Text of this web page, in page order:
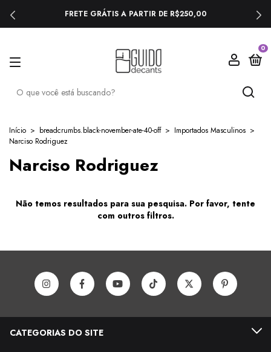
FRETE GRÁTIS A PARTIR DE R$250,00
0
Início > breadcrumbs.black-november-ate-40-off > Importados Masculinos >
Narciso Rodriguez
Narciso Rodriguez
Não temos resultados para sua pesquisa. Por favor, tente
com outros filtros.
CATEGORIAS DO SITE